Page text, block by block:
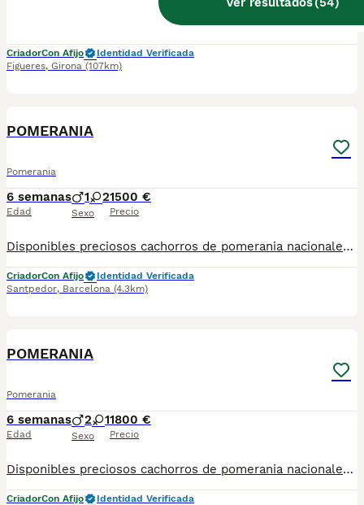
Buscas un compañero pequeño, inteligente y con un corazón gigante? Nuestro cachorro macho Pomerania está creciendo sano, feliz y muy querido. Desde sus primeros días, ha estado rodeado de amor, en un entorno familiar donde priorizamos el bienestar y la socialización de cada uno de nuestros peluditos. Carácter dulce y alegre .Perfectamente socializado 🌟 Padres visibles, de líneas seleccionadas 🌟 Se entrega con chip, vacunas, desparasitación, cartilla veterinaria, contrato de garantías 🐶 Como criadores responsables, te invitamos a venir a conocernos en persona. Podrás ver cómo viven nuestros perros, conocer a los papás del cachorro y observar de cerca el ambiente en el que crecen: limpio, cuidado y lleno de afecto. Si deseas más información, fotos o concertar una visita, no dudes en escribirnos. ✨ La calidad y el amor se notan desde el primer día. ✨
CriadorCon Afijo
Identidad Verificada
Figueres, Girona (107km)
POMERANIA
Pomerania
6 semanas
Edad
1 2
Sexo
1500 €
Precio
Disponibles preciosos cachorros de pomerania nacionales criados en nuestras instalaciones, en un ambiente familiar y responsable. Nuestros cachorros se entregan con cartilla de primera vacunación, vacunas correspondientes a su edad, desparasitados interna y externamente, y con microchip implantado y dado de alta. Además, realizamos un contrato de garantía que incluye: • Garantía vírica de 15 días. • Garantía congénita de 1 año. Desde la fecha de entrega del cachorro. Nos comprometemos al 100% con la salud, el bienestar y el cuidado de nuestros pequeños. Disponemos de Núcleo Zoológico Para más información, imágenes o cualquier consulta sin compromiso, pueden contactar con nosotros en los teléfonos: CRISTINA 📞 722 788 399 📞 932 514 529
CriadorCon Afijo
Identidad Verificada
Santpedor, Barcelona (4.3km)
POMERANIA
Pomerania
6 semanas
Edad
2 1
Sexo
1800 €
Precio
Disponibles preciosos cachorros de pomerania nacionales criados en nuestras instalaciones, en un ambiente familiar y responsable. Nuestros cachorros se entregan con cartilla de primera vacunación, vacunas correspondientes a su edad, desparasitados interna y externamente, y con microchip implantado y dado de alta. Además, realizamos un contrato de garantía que incluye: • Garantía vírica de 15 días. • Garantía congénita de 1 año. Desde la fecha de entrega del cachorro. Nos comprometemos al 100% con la salud, el bienestar y el cuidado de nuestros pequeños. Disponemos de Núcleo Zoológico Para más información, imágenes o cualquier consulta sin compromiso, pueden contactar con nosotros en los teléfonos: CRISTINA 📞 722 788 399 📞 932 514 529
CriadorCon Afijo
Identidad Verificada